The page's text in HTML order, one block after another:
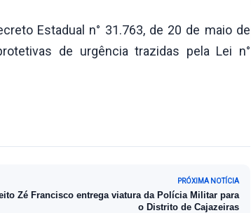
Estadual n° 31.763, de 20 de maio de
de urgência trazidas pela Lei n°
PRÓXIMA NOTÍCIA
Zé Francisco entrega viatura da Polícia Militar para
o Distrito de Cajazeiras